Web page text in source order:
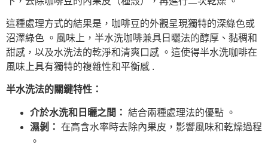
這種處理方式的結果是，咖啡豆的外觀呈現獨特的深綠色或
沼澤綠色 。風味上，半水洗咖啡兼具日曬法的醇厚、黏稠和
甜感，以及水洗法的乾淨和清爽口感 。這使得半水洗咖啡在
風味上具有獨特的複雜性和平衡感 .
半水洗法的關鍵特性：
介於水洗和日曬之間： 結合兩種處理法的優點 。
濕剝： 在高含水率時去除內果皮，影響風味和乾燥過程
。